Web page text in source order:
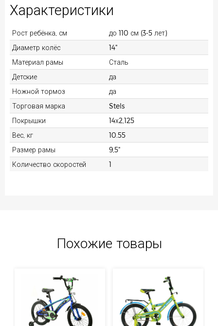
Характеристики
Рост ребёнка, см
до 110 см (3-5 лет)
Диаметр колёс
14"
Материал рамы
Сталь
Детские
да
Ножной тормоз
да
Торговая марка
Stels
Покрышки
14х2,125
Вес, кг
10.55
Размер рамы
9,5"
Количество скоростей
1
Похожие товары